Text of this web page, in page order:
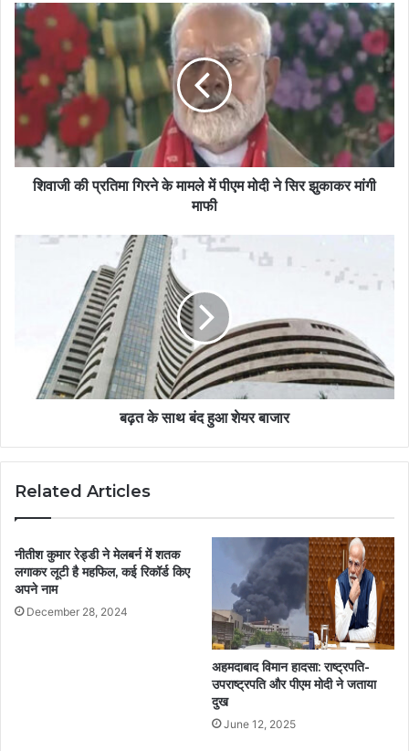
शिवाजी की प्रतिमा गिरने के मामले में पीएम मोदी ने सिर झुकाकर मांगी
माफी
बढ़त के साथ बंद हुआ शेयर बाजार
Related Articles
नीतीश कुमार रेड्डी ने मेलबर्न में शतक
लगाकर लूटी है महफिल, कई रिकॉर्ड किए
अपने नाम
December 28, 2024
अहमदाबाद विमान हादसा: राष्ट्रपति-
उपराष्ट्रपति और पीएम मोदी ने जताया
दुख
June 12, 2025